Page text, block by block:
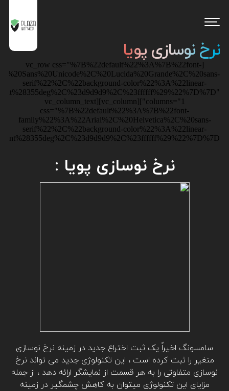
نرخ نوسازی پویا
[vc_row css="%7B%22default%22%3A%7B%22font-
serif%22%2C%22background-color%22%3A%22linear-
columns="1"][vc_column][vc_column_text
css="%7B%22default%22%3A%7B%22font-
family%22%3A%22Arial%2C%20Helvetica%2C%20sans-
serif%22%2C%22background-color%22%3A%22linear-
نرخ نوسازی پویا :
سامسونگ اخیراً یک ثبت اختراع جدید در زمینه نرخ نوسازی
متغیر را ثبت کرده است ، این تکنولوژی جدید می تواند نرخ
نوسازی متفاوتی را به هر قسمت از نمایشگر ارائه دهد ، از جمله
مزایای این تکنولوژی میتوان به کاهش چشمگیر در زمینه